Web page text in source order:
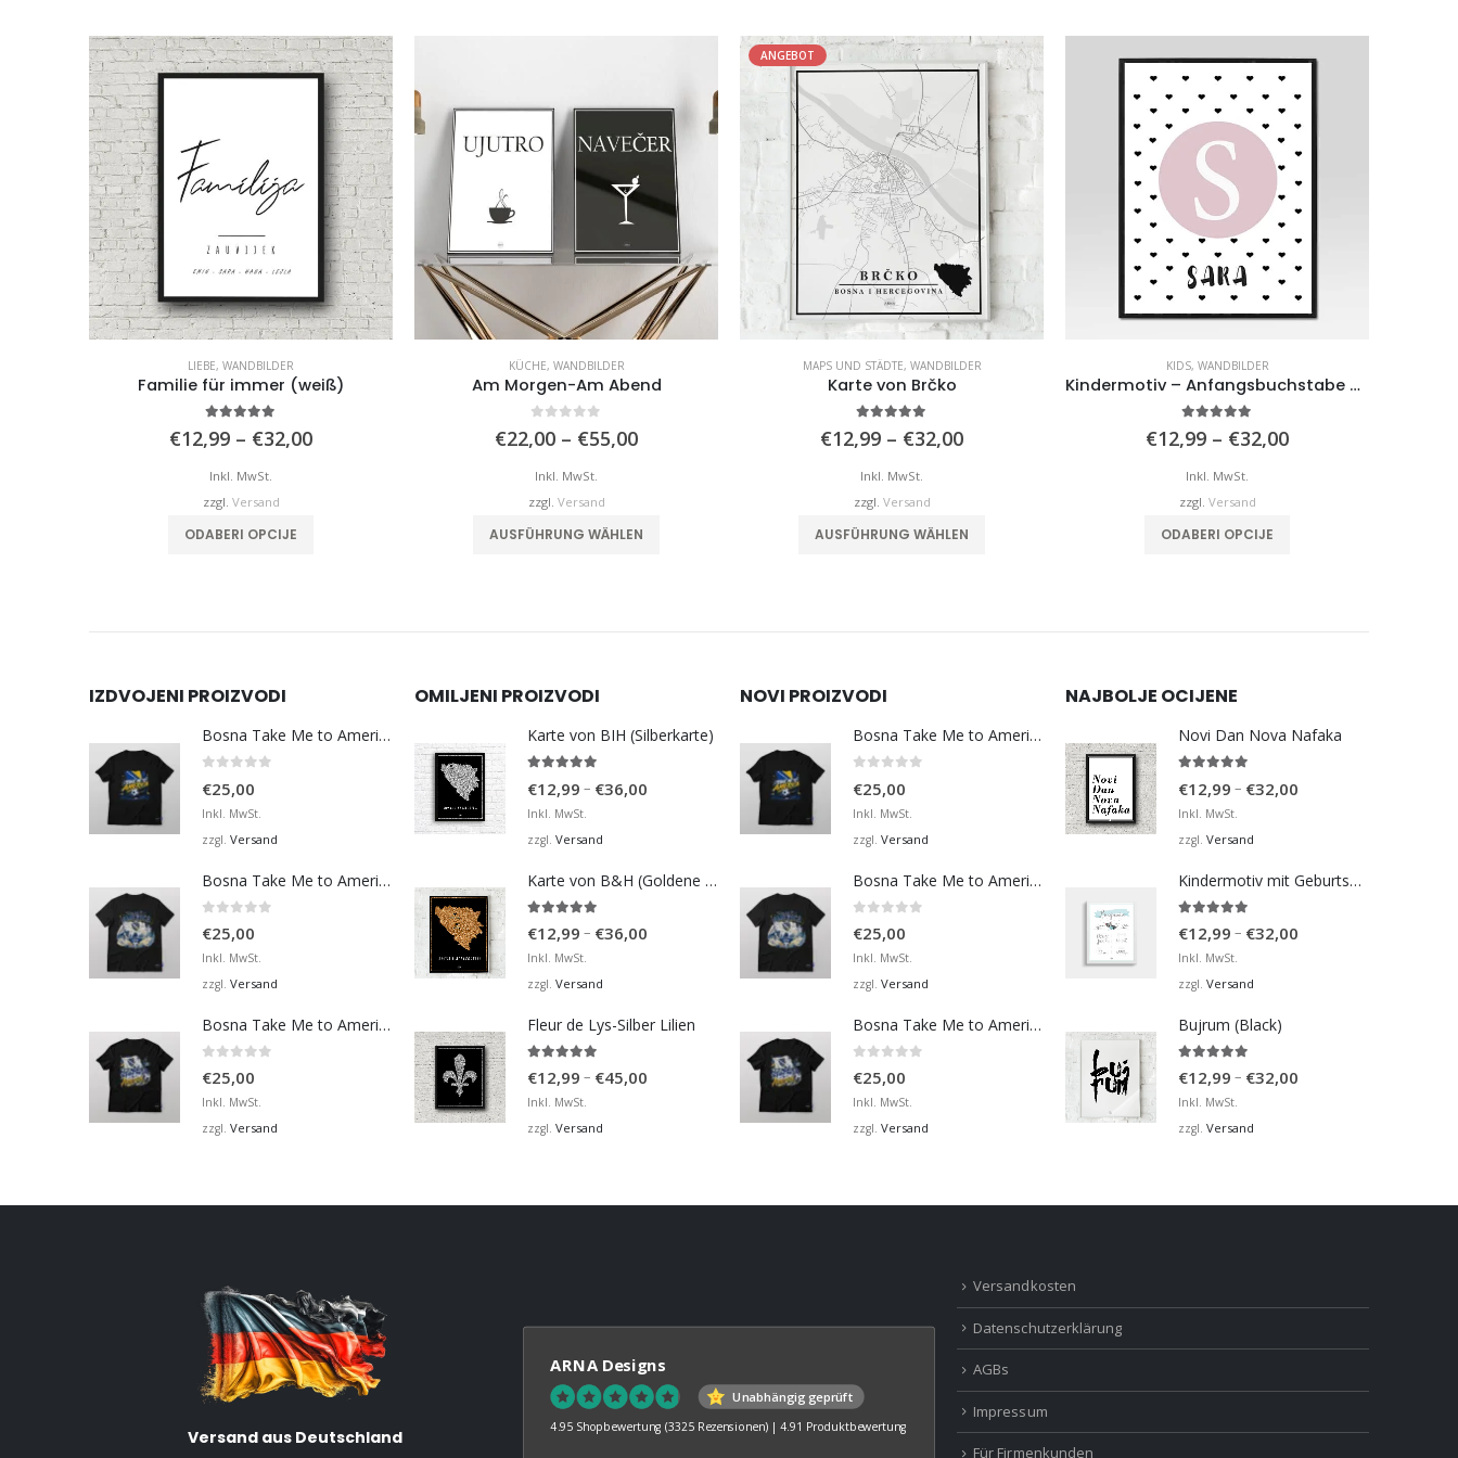
LIEBE, WANDBILDER
Familie für immer (weiß)
€12,99 – €32,00Preisspanne:
Inkl. MwSt.
zzgl. Versand
ODABERI OPCIJE
KÜCHE, WANDBILDER
Am Morgen-Am Abend
€22,00 – €55,00Preisspanne:
Inkl. MwSt.
zzgl. Versand
AUSFÜHRUNG WÄHLEN
ANGEBOT
MAPS UND STÄDTE, WANDBILDER
Karte von Brčko
€12,99 – €32,00Preisspanne:
Inkl. MwSt.
zzgl. Versand
AUSFÜHRUNG WÄHLEN
KIDS, WANDBILDER
Kindermotiv – Anfangsbuchstabe und Name
€12,99 – €32,00Preisspanne:
Inkl. MwSt.
zzgl. Versand
ODABERI OPCIJE
IZDVOJENI PROIZVODI
Bosna Take Me to America Navijačka Majica 3
€25,00
Inkl. MwSt.
zzgl. Versand
Bosna Take Me to America Navijačka Majica 4
€25,00
Inkl. MwSt.
zzgl. Versand
Bosna Take Me to America Navijačka Majica 2
€25,00
Inkl. MwSt.
zzgl. Versand
OMILJENI PROIZVODI
Karte von BIH (Silberkarte)
€12,99 – €36,00
Inkl. MwSt.
zzgl. Versand
Karte von B&H (Goldene Karte)
€12,99 – €36,00
Inkl. MwSt.
zzgl. Versand
Fleur de Lys-Silber Lilien
€12,99 – €45,00
Inkl. MwSt.
zzgl. Versand
NOVI PROIZVODI
Bosna Take Me to America Navijačka Majica 3
€25,00
Inkl. MwSt.
zzgl. Versand
Bosna Take Me to America Navijačka Majica 4
€25,00
Inkl. MwSt.
zzgl. Versand
Bosna Take Me to America Navijačka Majica 2
€25,00
Inkl. MwSt.
zzgl. Versand
NAJBOLJE OCIJENE
Novi Dan Nova Nafaka
€12,99 – €32,00
Inkl. MwSt.
zzgl. Versand
Kindermotiv mit Geburtsdaten 3
€12,99 – €32,00
Inkl. MwSt.
zzgl. Versand
Bujrum (Black)
€12,99 – €32,00
Inkl. MwSt.
zzgl. Versand
Versand aus Deutschland
ARNA Designs
Unabhängig geprüft
4.95 Shopbewertung (3325 Rezensionen) | 4.91 Produktbewertung
Versandkosten
Datenschutzerklärung
AGBs
Impressum
Für Firmenkunden